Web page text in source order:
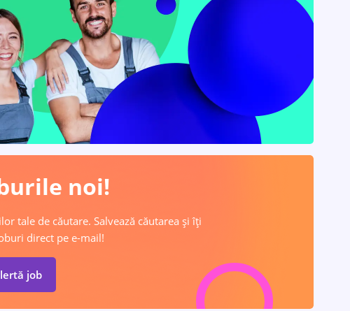
noi!
tale de căutare. Salvează căutarea și îți
direct pe e-mail!
job